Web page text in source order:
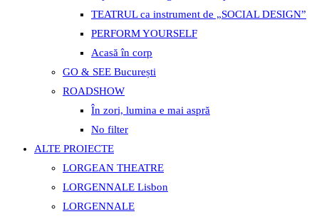
TEATRUL ca instrument de „SOCIAL DESIGN”
PERFORM YOURSELF
Acasă în corp
GO & SEE București
ROADSHOW
În zori, lumina e mai aspră
No filter
ALTE PROIECTE
LORGEAN THEATRE
LORGENNALE Lisbon
LORGENNALE